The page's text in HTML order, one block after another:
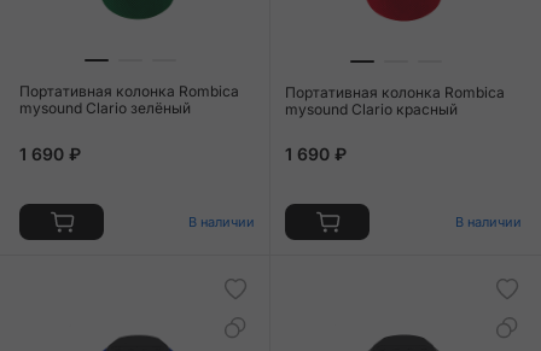
Портативная колонка Rombica
mysound Clario зелёный
1 690 ₽
В наличии
Портативная колонка Rombica
mysound Clario красный
1 690 ₽
В наличии